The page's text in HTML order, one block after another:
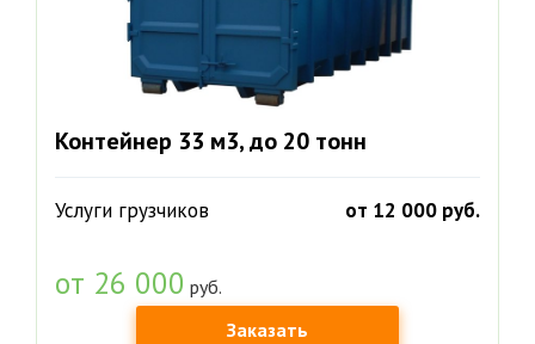
Контейнер 33 м3, до 20 тонн
Услуги грузчиков от 12 000 руб.
от 26 000 руб.
Заказать